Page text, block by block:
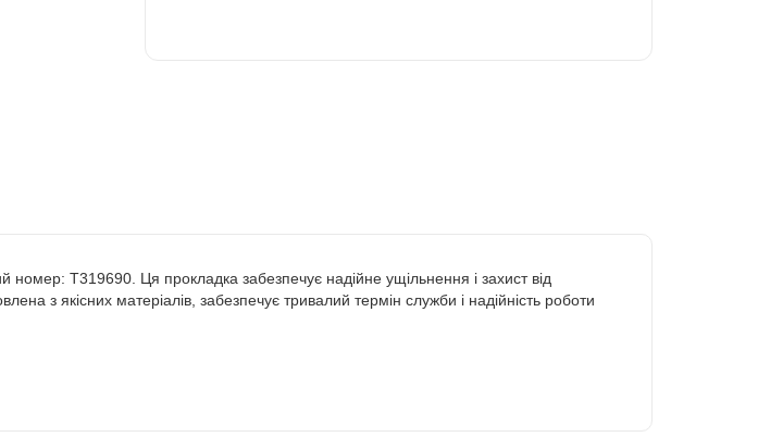
T319690. Ця прокладка забезпечує надійне ущільнення і захист від
з якісних матеріалів, забезпечує тривалий термін служби і надійність роботи